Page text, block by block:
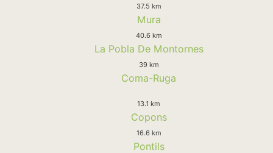
37.5 km
Mura
40.6 km
La Pobla De Montornes
39 km
Coma-Ruga
13.1 km
Copons
16.6 km
Pontils